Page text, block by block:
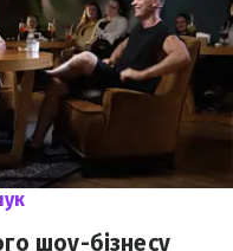
шоу-бізнесу